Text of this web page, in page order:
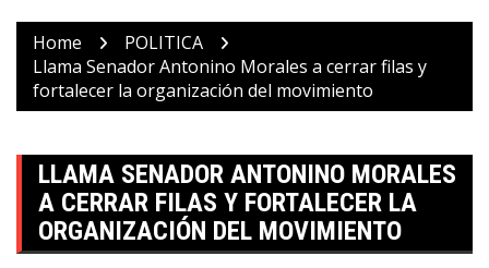
Home
POLITICA
Llama Senador Antonino Morales a cerrar filas y
fortalecer la organización del movimiento
LLAMA SENADOR ANTONINO MORALES
A CERRAR FILAS Y FORTALECER LA
ORGANIZACIÓN DEL MOVIMIENTO